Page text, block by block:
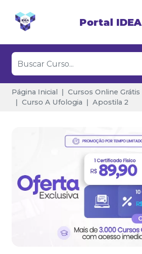
Portal IDEA
Página Inicial
Cursos Online Grátis
Curso A Ufologia
Apostila 2